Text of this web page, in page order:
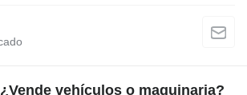
¿Vende vehículos o maquinaria?